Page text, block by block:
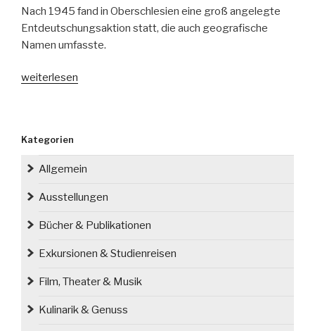
Nach 1945 fand in Oberschlesien eine groß angelegte
Entdeutschungsaktion statt, die auch geografische
Namen umfasste.
„Deutsch
Oberschlesien“
weiterlesen
Kategorien
Allgemein
Ausstellungen
Bücher & Publikationen
Exkursionen & Studienreisen
Film, Theater & Musik
Kulinarik & Genuss